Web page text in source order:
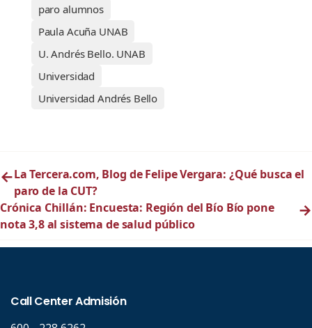
paro alumnos
Paula Acuña UNAB
U. Andrés Bello. UNAB
Universidad
Universidad Andrés Bello
←La Tercera.com, Blog de Felipe Vergara: ¿Qué busca el
paro de la CUT?
Crónica Chillán: Encuesta: Región del Bío Bío pone
nota 3,8 al sistema de salud público
→